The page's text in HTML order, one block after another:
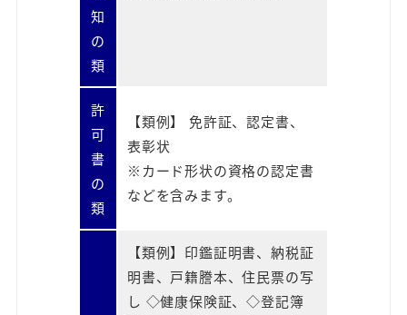
知
の
類
許
可
書
の
類
【類例】 免許証、認定書、
表彰状
※カード形状の資格の認定書
などを含みます。
【類例】印鑑証明書、納税証
明書、戸籍謄本、住民票の写
し ◇健康保険証、◇登記簿